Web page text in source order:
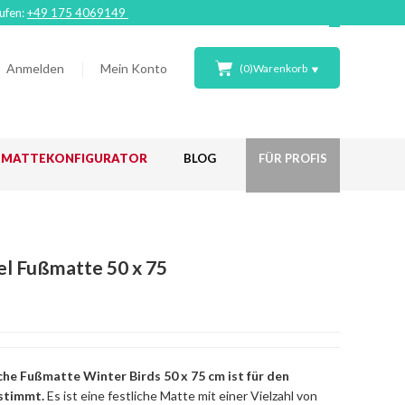
+49 175 4069149
Anmelden Mein Konto (0)Warenkorb
BLOG FÜR PROFIS
Fußmatte 50 x 75
Fußmatte Winter Birds 50 x 75 cm ist für den
Es ist eine festliche Matte mit einer Vielzahl von